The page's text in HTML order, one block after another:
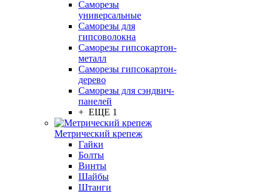
Саморезы
универсальные
Саморезы для
гипсоволокна
Саморезы гипсокартон-
металл
Саморезы гипсокартон-
дерево
Саморезы для сэндвич-
панелей
+ ЕЩЕ 1
Метрический крепеж
Гайки
Болты
Винты
Шайбы
Штанги